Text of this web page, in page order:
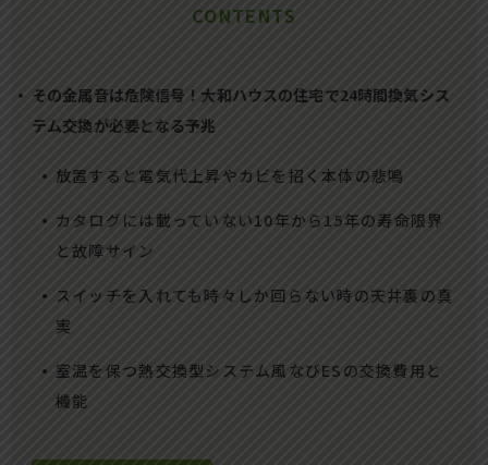
CONTENTS
その金属音は危険信号！大和ハウスの住宅で24時間換気シス
テム交換が必要となる予兆
放置すると電気代上昇やカビを招く本体の悲鳴
カタログには載っていない10年から15年の寿命限界
と故障サイン
スイッチを入れても時々しか回らない時の天井裏の真
実
室温を保つ熱交換型システム風なびESの交換費用と
機能